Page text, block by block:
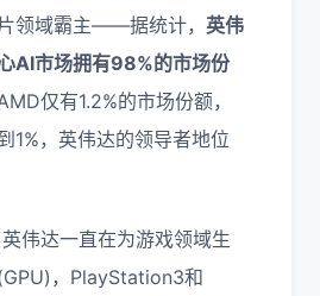
领域霸主——据统计， 英伟
AI市场拥有98%的市场份
仅有1.2%的市场份额，
1%，英伟达的领导者地位
伟达一直在为游戏领域生
，PlayStation3和